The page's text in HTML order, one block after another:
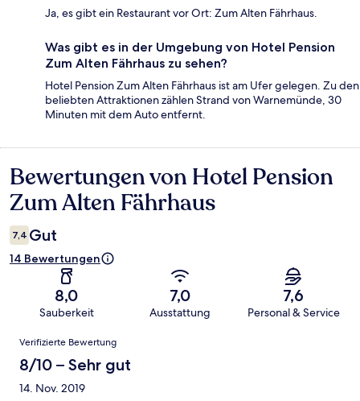
Ja, es gibt ein Restaurant vor Ort: Zum Alten Fährhaus.
Was gibt es in der Umgebung von Hotel Pension
Zum Alten Fährhaus zu sehen?
Hotel Pension Zum Alten Fährhaus ist am Ufer gelegen. Zu den
beliebten Attraktionen zählen Strand von Warnemünde, 30
Minuten mit dem Auto entfernt.
Bewertungen
Bewertungen von Hotel Pension
Zum Alten Fährhaus
7,4 Gut
14 Bewertungen
8,0
Sauberkeit
7,0
Ausstattung
7,6
Personal & Service
Bewertungen
Verifizierte Bewertung
8/10 – Sehr gut
14. Nov. 2019